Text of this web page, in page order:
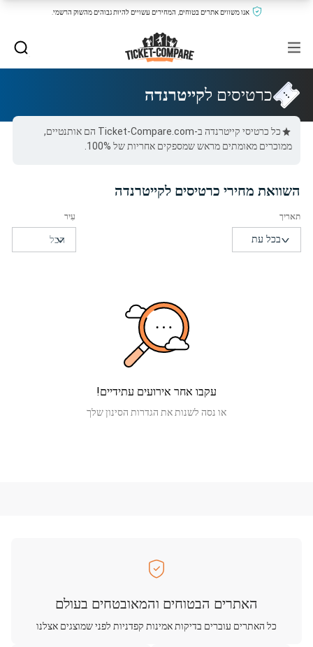
אנו משווים אתרים בטוחים, המחירים עשויים להיות גבוהים מהשוק הרשמי.
כרטיסים לקייטרנדה
כל כרטיסי קייטרנדה ב-Ticket-Compare.com הם אותנטיים,
ממוכרים מאומתים מראש שמספקים אחריות של 100%.
השוואת מחירי כרטיסים לקייטרנדה
עקבו אחר אירועים עתידיים!
או נסה לשנות את הגדרות הסינון שלך
האתרים הבטוחים והמאובטחים בעולם
כל האתרים עוברים בדיקות אמינות קפדניות לפני שמוצגים אצלנו